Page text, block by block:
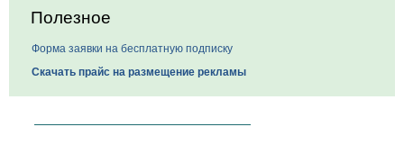
Полезное
Форма заявки на бесплатную подписку
Скачать прайс на размещение рекламы